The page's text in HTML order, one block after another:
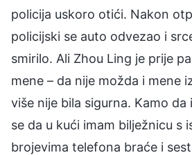
policija uskoro otići. Nakon
policijski se auto odvezao i
smirilo. Ali Zhou Ling je prije
mene – da nije možda i mene
više nije bila sigurna. Kamo da
se da u kući imam bilježnicu s
brojevima telefona braće i